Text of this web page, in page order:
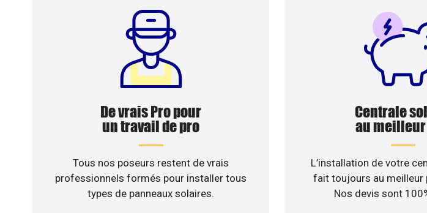
De vrais Pro pour
un travail de pro
Tous nos poseurs restent de vrais
professionnels formés pour installer tous
types de panneaux solaires.
Centrale
au
L’installation de votre
fait toujours au meilleur
Nos devis sont